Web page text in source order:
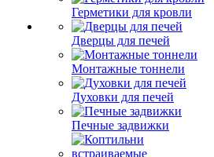
Герметики для кровли
Дверцы для печей
Монтажные тоннели
Духовки для печей
Печные задвижки